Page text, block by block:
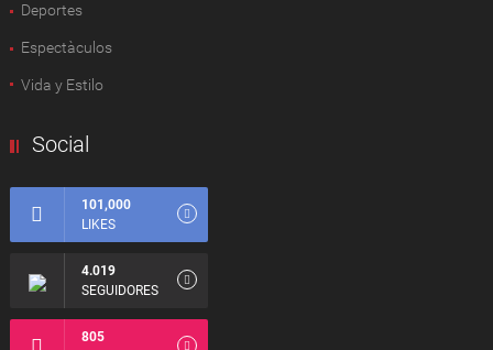
Deportes
Espectàculos
Vida y Estilo
Social
101,000
LIKES
4.019
SEGUIDORES
805